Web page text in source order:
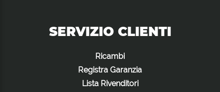
SERVIZIO CLIENTI
Ricambi
Registra Garanzia
Lista Rivenditori